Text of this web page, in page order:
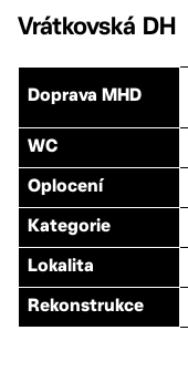
Vrátkovská DH
Doprava MHD
WC
Oplocení
Kategorie
Lokalita
Rekonstrukce